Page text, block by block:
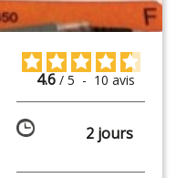
4.6 / 5 - 10 avis
2 jours